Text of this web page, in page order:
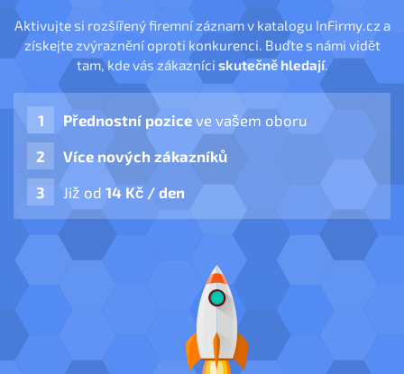
Aktivujte si rozšířený firemní záznam v katalogu InFirmy.cz a
získejte zvýraznění oproti konkurenci. Buďte s námi vidět
tam, kde vás zákazníci skutečně hledají.
Přednostní pozice ve vašem oboru
Více nových zákazníků
Již od 14 Kč / den